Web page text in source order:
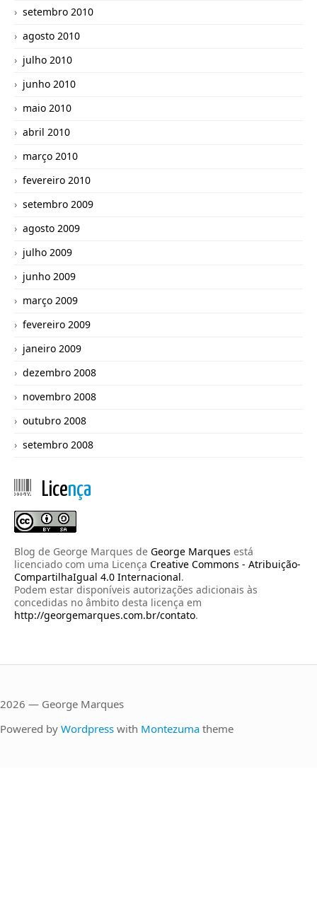
setembro 2010
agosto 2010
julho 2010
junho 2010
maio 2010
abril 2010
março 2010
fevereiro 2010
setembro 2009
agosto 2009
julho 2009
junho 2009
março 2009
fevereiro 2009
janeiro 2009
dezembro 2008
novembro 2008
outubro 2008
setembro 2008
Licença
Blog de George Marques de George Marques está
licenciado com uma Licença Creative Commons - Atribuição-
CompartilhaIgual 4.0 Internacional.
Podem estar disponíveis autorizações adicionais às
concedidas no âmbito desta licença em
http://georgemarques.com.br/contato.
2026 — George Marques
Powered by Wordpress with Montezuma theme